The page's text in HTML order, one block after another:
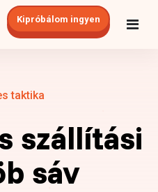
Kipróbálom ingyen
taktika
szállítási
sáv